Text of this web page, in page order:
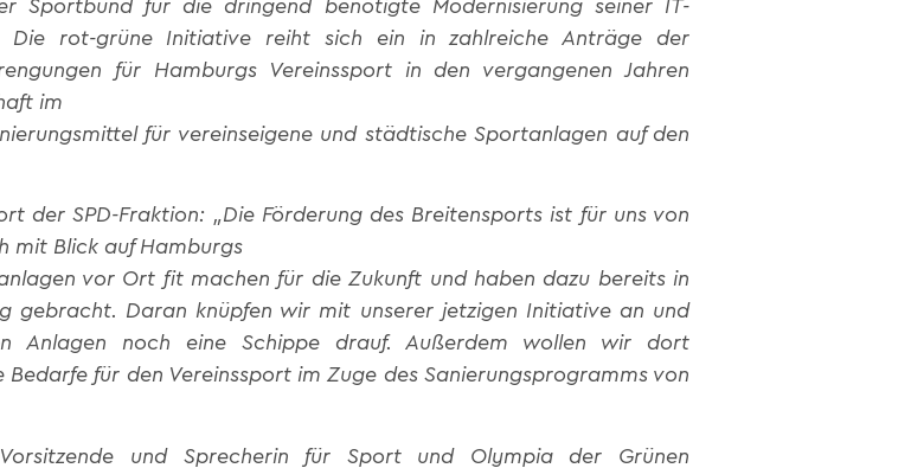
Sportbund für die dringend benötigte Modernisierung seiner IT-
Die rot-grüne Initiative reiht sich ein in zahlreiche Anträge der
für Hamburgs Vereinssport in den vergangenen Jahren
im
für vereinseigene und städtische Sportanlagen auf den
der SPD-Fraktion: „Die Förderung des Breitensports ist für uns von
mit Blick auf Hamburgs
vor Ort fit machen für die Zukunft und haben dazu bereits in
gebracht. Daran knüpfen wir mit unserer jetzigen Initiative an und
Anlagen noch eine Schippe drauf. Außerdem wollen wir dort
für den Vereinssport im Zuge des Sanierungsprogramms von
und Sprecherin für Sport und Olympia der Grünen